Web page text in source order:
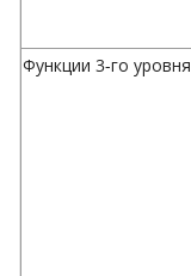
Функции 3-го уровня